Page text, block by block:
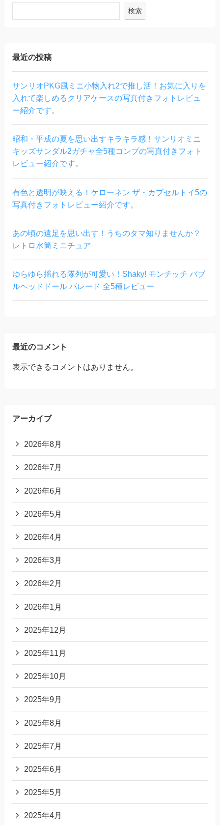
検索
最近の投稿
サンリオPKG風ミニ小物入れ2で推し活！お気に入りを
入れて楽しめるクリアケースの写真付きフォトレビュ
ー紹介です。
昭和・平成の夏を思い出すキラキラ感！サンリオミニ
キッズサンダル2ガチャ全5種コンプの写真付きフォト
レビュー紹介です。
有色と透明が映える！ケローネン ザ・カプセルトイ5の
写真付きフォトレビュー紹介です。
あの頃の遠足を思い出す！うちのタマ知りませんか？
レトロ水筒ミニチュア
ゆらゆら揺れる隊列が可愛い！Shaky! モンチッチ バブ
ルヘッドドール パレード 全5種レビュー
最近のコメント
表示できるコメントはありません。
アーカイブ
2026年8月
2026年7月
2026年6月
2026年5月
2026年4月
2026年3月
2026年2月
2026年1月
2025年12月
2025年11月
2025年10月
2025年9月
2025年8月
2025年7月
2025年6月
2025年5月
2025年4月